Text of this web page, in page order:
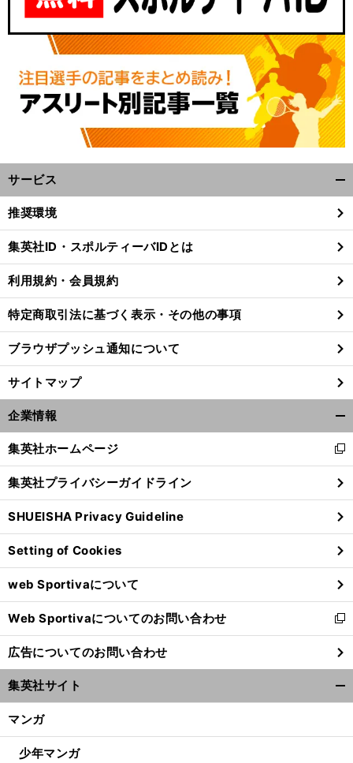
サービス
閉
る
推奨環境
集英社ID・スポルティーバIDとは
利用規約・会員規約
特定商取引法に基づく表示・その他の事項
ブラウザプッシュ通知について
サイトマップ
企業情報
閉
る
集英社ホームページ
新
し
い
ウ
ィ
ン
ド
ウ
で
開
く
集英社プライバシーガイドライン
SHUEISHA Privacy Guideline
Setting of Cookies
web Sportivaについて
Web Sportivaについてのお問い合わせ
新
し
い
ウ
ィ
ン
ウ
広告についてのお問い合わせ
集英社サイト
マンガ
少年マンガ